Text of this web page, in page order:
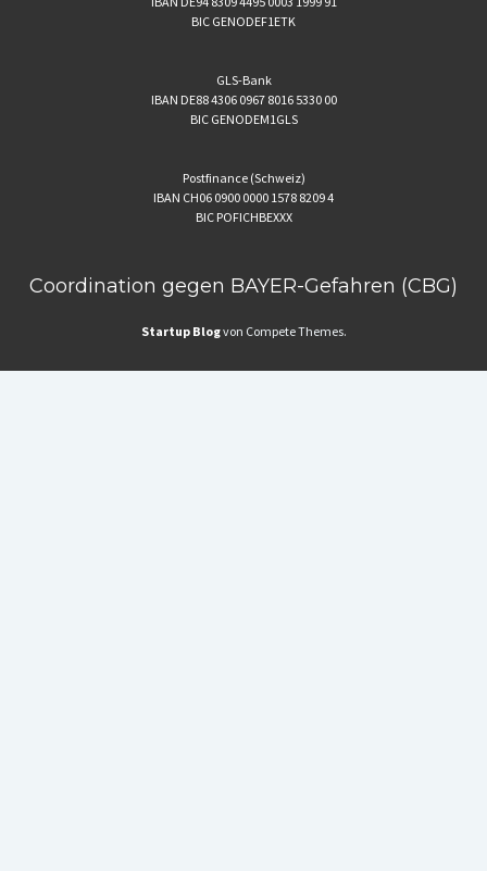
BIC GENODEF1ETK
GLS-Bank
IBAN DE88 4306 0967 8016 5330 00
BIC GENODEM1GLS
Postfinance (Schweiz)
IBAN CH06 0900 0000 1578 8209 4
BIC POFICHBEXXX
Coordination gegen BAYER-Gefahren (CBG)
Startup Blogvon Compete Themes.